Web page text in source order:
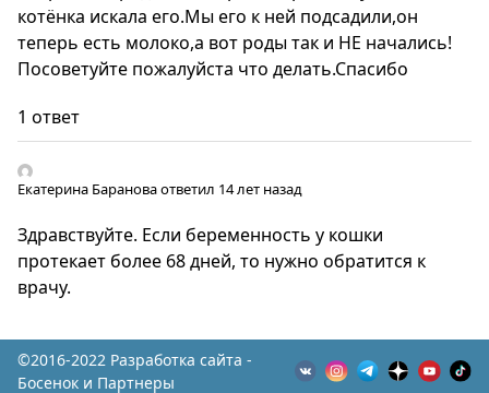
котёнка искала его.Мы его к ней подсадили,он
теперь есть молоко,а вот роды так и НЕ начались!
Посоветуйте пожалуйста что делать.Спасибо
1 ответ
Екатерина Барановаответил 14 лет назад
Здравствуйте. Если беременность у кошки
протекает более 68 дней, то нужно обратится к
врачу.
©2016-2022 Разработка сайта -
Босенок и Партнеры